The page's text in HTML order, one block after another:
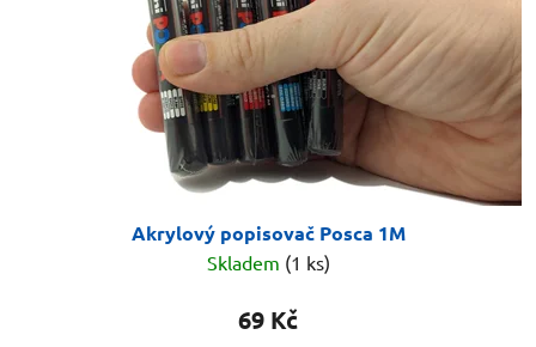
Akrylový popisovač Posca 1M
Skladem (1 ks)
69 Kč